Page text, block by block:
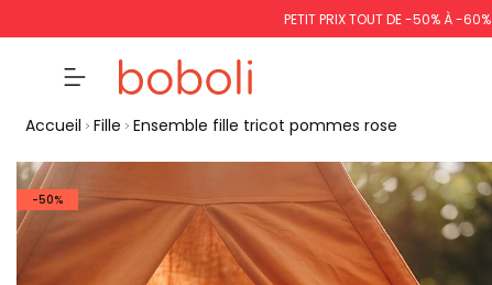
PETIT PRIX TOUT DE -50% À -60%
Accueil Fille Ensemble fille tricot pommes rose
-50%